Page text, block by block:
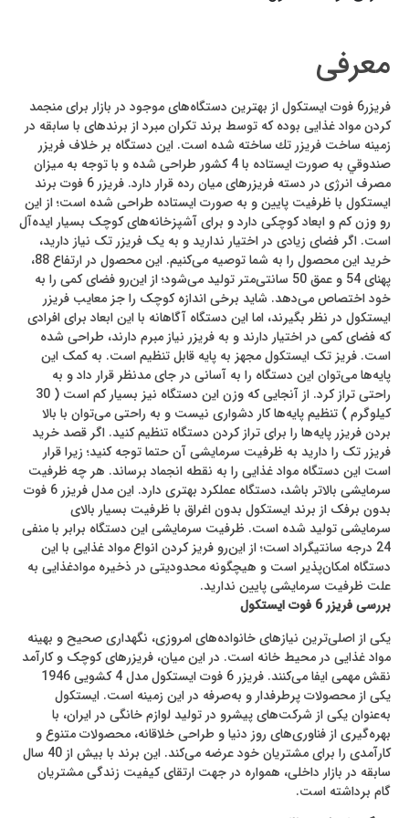
معرفی
فریزر6 فوت ایستکول از بهترین دستگاه‌های موجود در بازار برای منجمد
کردن مواد غذایی بوده که توسط برند تکران مبرد از برندهای با سابقه در
زمینه ساخت فريزر تك ساخته شده است. این دستگاه بر خلاف فريزر
صندوقي به صورت ایستاده با 4 کشور طراحی شده و با توجه به میزان
مصرف انرژی در دسته فریزرهای میان رده قرار دارد.‌ فریزر 6 فوت برند
ایستکول با ظرفیت پایین و به صورت ایستاده طراحی شده است؛ از این
رو وزن کم و ابعاد کوچکی دارد و برای آشپزخانه‌های کوچک بسیار ایده‌آل
است. اگر فضای زیادی در اختیار ندارید و به یک فریزر تک نیاز دارید،
خرید این محصول را به شما توصیه می‌کنیم. این محصول در ارتفاع 88،
پهنای 54 و عمق 50 سانتی‌متر تولید می‌شود؛ از این‌رو فضای کمی را به
خود اختصاص می‌دهد. شاید برخی اندازه کوچک را جز معایب فریزر
ایستکول در نظر بگیرند، اما این دستگاه آگاهانه با این ابعاد برای افرادی
که فضای کمی در اختیار دارند و به فریزر نیاز مبرم دارند، طراحی شده
است. فریز تک ایستکول مجهز به پایه قابل تنظیم است. به کمک این
پایه‌ها می‌توان این دستگاه را به آسانی در جای مدنظر قرار داد و به
راحتی تراز کرد. از آنجایی که وزن این دستگاه نیز بسیار کم است ( 30
کیلوگرم ) تنظیم پایه‌ها کار دشواری نیست و به راحتی می‌توان با بالا
بردن فریزر پایه‌ها را برای تراز کردن دستگاه تنظیم کنید. اگر قصد خرید
فریزر تک را دارید به ظرفیت سرمایشی آن حتما توجه کنید؛ زیرا قرار
است این دستگاه مواد غذایی را به نقطه انجماد برساند. هر چه ظرفیت
سرمایشی بالاتر باشد، دستگاه عملکرد بهتری دارد. این مدل فریزر 6 فوت
بدون برفک از برند ایستکول بدون اغراق با ظرفیت بسیار بالای
سرمایشی تولید شده است. ظرفیت سرمایشی این دستگاه برابر با منفی
24 درجه سانتیگراد است؛ از این‌رو فریز کردن انواع مواد غذایی با این
دستگاه امکان‌پذیر است و هیچگونه محدودیتی در ذخیره موادغذایی به
علت ظرفیت سرمایشی پایین ندارید.
بررسی فریزر 6 فوت ایستکول
یکی از اصلی‌ترین نیازهای خانواده‌های امروزی، نگهداری صحیح و بهینه
مواد غذایی در محیط خانه است. در این میان، فریزرهای کوچک و کارآمد
نقش مهمی ایفا می‌کنند. فریزر 6 فوت ایستکول مدل 4 کشویی 1946
یکی از محصولات پرطرفدار و به‌صرفه در این زمینه است. ایستکول
به‌عنوان یکی از شرکت‌های پیشرو در تولید لوازم خانگی در ایران، با
بهره‌گیری از فناوری‌های روز دنیا و طراحی خلاقانه، محصولات متنوع و
کارآمدی را برای مشتریان خود عرضه می‌کند. این برند با بیش از 40 سال
سابقه در بازار داخلی، همواره در جهت ارتقای کیفیت زندگی مشتریان
گام برداشته است.